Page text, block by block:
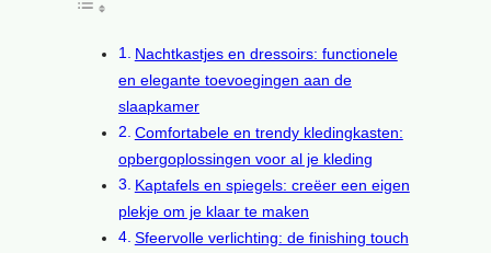
Nachtkastjes en dressoirs: functionele
en elegante toevoegingen aan de
slaapkamer
Comfortabele en trendy kledingkasten:
opbergoplossingen voor al je kleding
Kaptafels en spiegels: creëer een eigen
plekje om je klaar te maken
Sfeervolle verlichting: de finishing touch